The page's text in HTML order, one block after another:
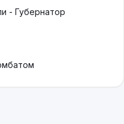
- Губернатор